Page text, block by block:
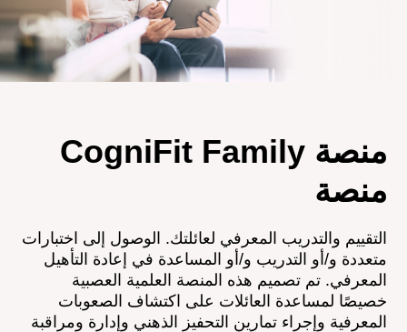
منصة CogniFit Family
منصة
التقييم والتدريب المعرفي لعائلتك. الوصول إلى اختبارات
متعددة و/أو التدريب و/أو المساعدة في إعادة التأهيل
المعرفي. تم تصميم هذه المنصة العلمية العصبية
خصيصًا لمساعدة العائلات على اكتشاف الصعوبات
المعرفية وإجراء تمارين التحفيز الذهني وإدارة ومراقبة